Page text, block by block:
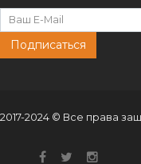
Подписаться
2017-2024 © Все права